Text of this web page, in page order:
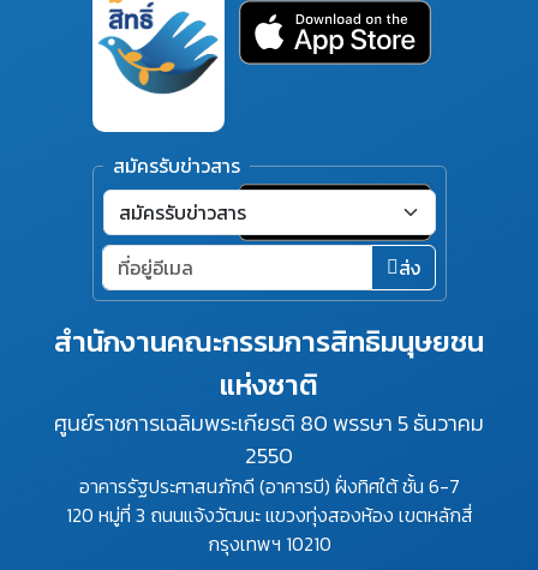
สำนักงานคณะกรรมการสิทธิมนุษยชน
แห่งชาติ
ศูนย์ราชการเฉลิมพระเกียรติ 80 พรรษา 5 ธันวาคม
2550
อาคารรัฐประศาสนภักดี (อาคารบี) ฝั่งทิศใต้ ชั้น 6-7
120 หมู่ที่ 3 ถนนแจ้งวัฒนะ แขวงทุ่งสองห้อง เขตหลักสี่
กรุงเทพฯ 10210
สมัครรับข่าวสาร
ส่ง